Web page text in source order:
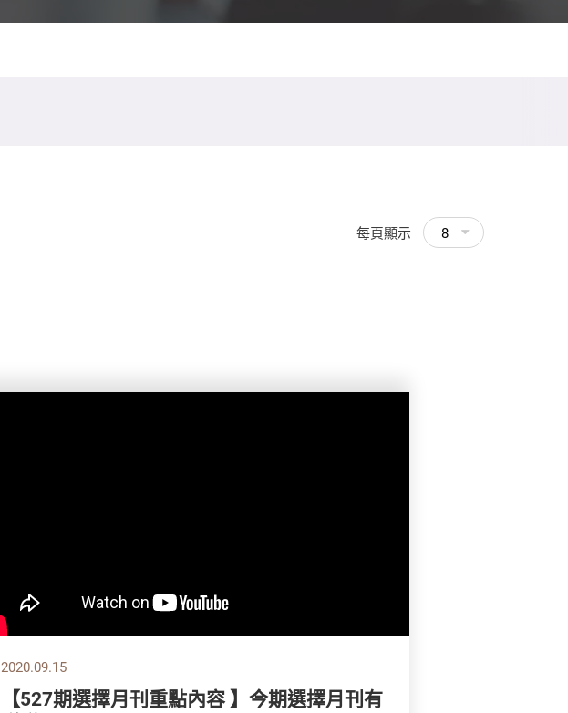
每頁顯示 8
2020.09.15
【527期選擇月刊重點內容 】今期選擇月刊有